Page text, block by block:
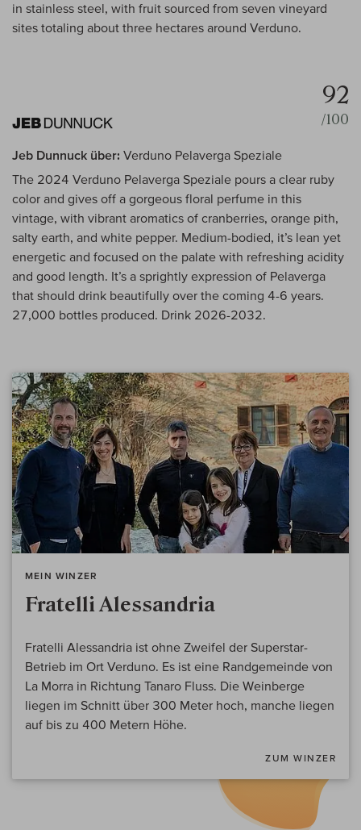
in stainless steel, with fruit sourced from seven vineyard
sites totaling about three hectares around Verduno.
92
/100
Jeb Dunnuck über: Verduno Pelaverga Speziale
The 2024 Verduno Pelaverga Speziale pours a clear ruby
color and gives off a gorgeous floral perfume in this
vintage, with vibrant aromatics of cranberries, orange pith,
salty earth, and white pepper. Medium-bodied, it’s lean yet
energetic and focused on the palate with refreshing acidity
and good length. It’s a sprightly expression of Pelaverga
that should drink beautifully over the coming 4-6 years.
27,000 bottles produced. Drink 2026-2032.
MEIN WINZER
Fratelli Alessandria
Fratelli Alessandria ist ohne Zweifel der Superstar-
Betrieb im Ort Verduno. Es ist eine Randgemeinde von
La Morra in Richtung Tanaro Fluss. Die Weinberge
liegen im Schnitt über 300 Meter hoch, manche liegen
auf bis zu 400 Metern Höhe.
ZUM WINZER